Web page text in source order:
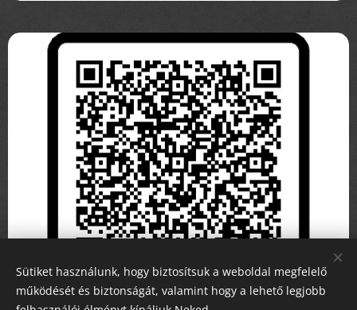
Sütiket használunk, hogy biztosítsuk a weboldal megfelelő
működését és biztonságát, valamint hogy a lehető legjobb